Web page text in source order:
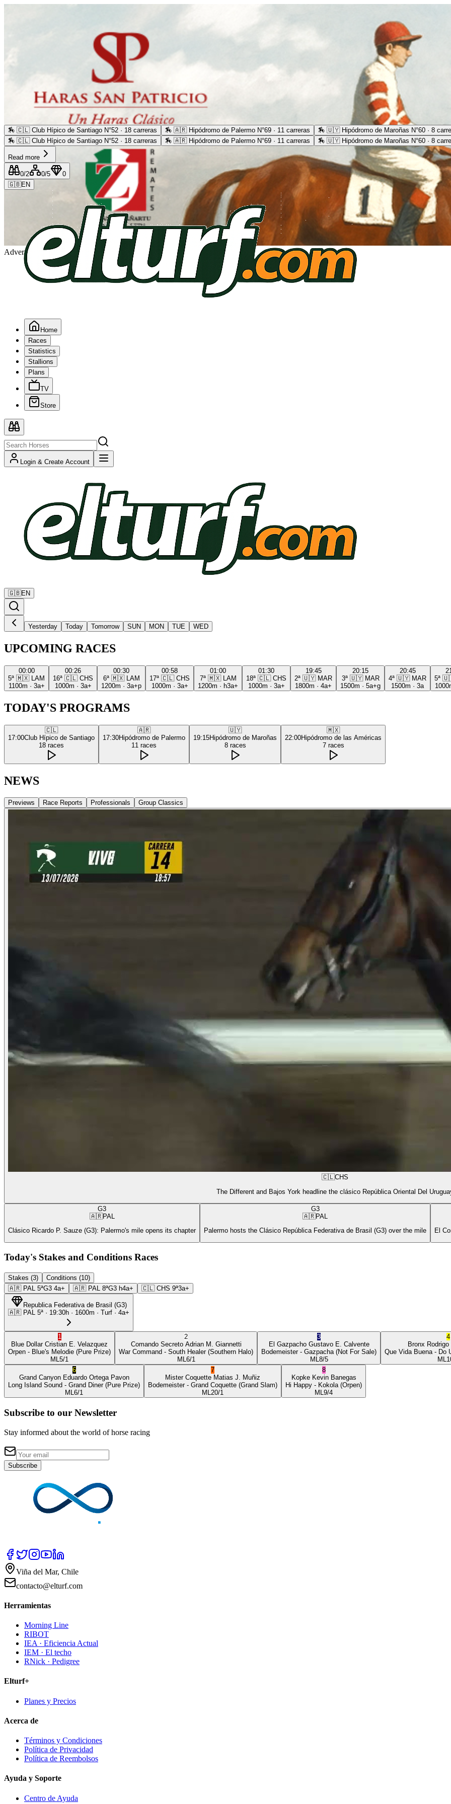
Advertising
🏇 🇨🇱 Club Hípico de Santiago N°52 · 18 carreras 🏇 🇦🇷 Hipódromo de Palermo N°69 · 11 carreras 🏇 🇺🇾 Hipódromo de Maroñas N°60 · 8
🏇 🇨🇱 Club Hípico de Santiago N°52 · 18 carreras 🏇 🇦🇷 Hipódromo de Palermo N°69 · 11 carreras 🏇 🇺🇾 Hipódromo de Maroñas N°60 · 8
Read more
0/2 0/5
0
🇬🇧EN
Home
Races
Statistics
Stallions
Plans
TV
Store
Login & Create Account
🇬🇧EN
Yesterday Today Tomorrow SUN MON TUE WED
UPCOMING RACES
00:00
5ª 🇲🇽
LAM
1100m · 3a+
00:26
16ª 🇨🇱 CHS
1000m · 3a+
00:30
6ª 🇲🇽
LAM
1200m · 3a+p
00:58
17ª 🇨🇱 CHS
1000m · 3a+
01:00
7ª 🇲🇽
LAM
1200m · h3a+
01:30
18ª 🇨🇱 CHS
1000m · 3a+
19:45
2ª 🇺🇾 MAR
1800m · 4a+
20:15
3ª 🇺🇾 MAR
1500m · 5a+g
20:45
4ª 🇺🇾 MAR
1500m · 3a
5ª
TODAY'S PROGRAMS
🇨🇱
17:00Club Hípico de Santiago
18 races
🇦🇷
17:30Hipódromo de Palermo
11 races
🇺🇾
19:15Hipódromo de Maroñas
8 races
🇲🇽
22:00Hipódromo de las Américas
7 races
NEWS
Previews Race Reports Professionals Group Classics
🇨🇱CHS
The Different and Bajos York headline the clásico República Oriental Del
G3
🇦🇷PAL
Clásico Ricardo P. Sauze (G3): Palermo's mile opens its chapter
G3
🇦🇷PAL
Palermo hosts the Clásico República Federativa de Brasil (G3) over the mile
El
Today's Stakes and Conditions Races
Stakes (3)
Conditions (10)
🇦🇷 PAL 5ªG3 4a+ 🇦🇷 PAL 8ªG3 h4a+ 🇨🇱 CHS 9ª3a+
Republica Federativa de Brasil (G3)
🇦🇷 PAL 5ª · 19:30h · 1600m · Turf · 4a+
1
Blue Dollar Cristian E. Velazquez
Orpen - Blue's Melodie (Pure Prize)
ML5/1
2
Comando Secreto Adrian M. Giannetti
War Command - South Healer(Southern Halo)
ML6/1
3
El Gazpacho Gustavo E. Calvente
Bodemeister- Gazpacha(Not For Sale)
ML8/5
4
Bronx
Que Vida Buena- Do
ML
6
Grand Canyon Eduardo Ortega Pavon
Long Island Sound - Grand Diner(Pure Prize)
ML6/1
7
Mister Coquette Matias J. Muñiz
Bodemeister- Grand Coquette (Grand Slam)
ML20/1
8
Kopke Kevin Banegas
Hi Happy - Kokola(Orpen)
ML9/4
Subscribe to our Newsletter
Stay informed about the world of horse racing
Subscribe
Viña del Mar, Chile
contacto@elturf.com
Herramientas
Morning Line
RIBOT
IEA · Eficiencia Actual
IEM · El techo
RNick · Pedigree
Elturf+
Planes y Precios
Acerca de
Términos y Condiciones
Política de Privacidad
Política de Reembolsos
Ayuda y Soporte
Centro de Ayuda